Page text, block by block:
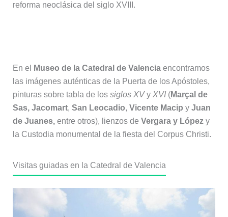
reforma neoclásica del siglo XVIII.
En el Museo de la Catedral de Valenciaencontramos
las imágenes auténticas de la Puerta de los Apóstoles,
pinturas sobre tabla de los siglos XVy XVI(Marçal de
Sas, Jacomart, San Leocadio, Vicente Macip y Juan
de Juanes,entre otros), lienzos de Vergara y Lópezy
la Custodia monumental de la fiesta del Corpus Christi.
Visitas guiadas en la Catedral de Valencia